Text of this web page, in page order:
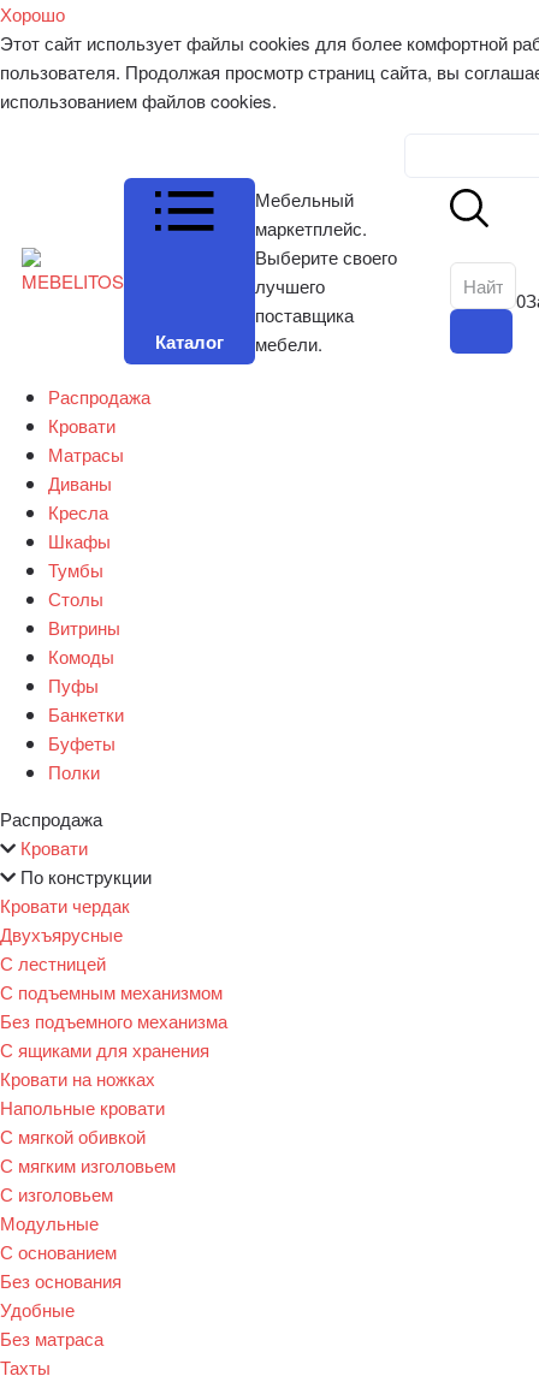
Хорошо
Этот сайт использует файлы cookies для более комфортной
пользователя. Продолжая просмотр страниц сайта, вы
использованием файлов cookies.
Каталог
Мебельный
маркетплейс.
Выберите своего
лучшего
поставщика
мебели.
0
Распродажа
Кровати
Матрасы
Диваны
Кресла
Шкафы
Тумбы
Столы
Витрины
Комоды
Пуфы
Банкетки
Буфеты
Полки
Распродажа
Кровати
По конструкции
Кровати чердак
Двухъярусные
С лестницей
С подъемным механизмом
Без подъемного механизма
С ящиками для хранения
Кровати на ножках
Напольные кровати
С мягкой обивкой
С мягким изголовьем
С изголовьем
Модульные
С основанием
Без основания
Удобные
Без матраса
Тахты